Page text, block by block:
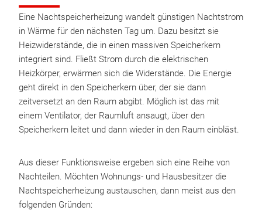
Eine Nachtspeicherheizung wandelt günstigen Nachtstrom
in Wärme für den nächsten Tag um. Dazu besitzt sie
Heizwiderstände, die in einen massiven Speicherkern
integriert sind. Fließt Strom durch die elektrischen
Heizkörper, erwärmen sich die Widerstände. Die Energie
geht direkt in den Speicherkern über, der sie dann
zeitversetzt an den Raum abgibt. Möglich ist das mit
einem Ventilator, der Raumluft ansaugt, über den
Speicherkern leitet und dann wieder in den Raum einbläst.
Aus dieser Funktionsweise ergeben sich eine Reihe von
Nachteilen. Möchten Wohnungs- und Hausbesitzer die
Nachtspeicherheizung austauschen, dann meist aus den
folgenden Gründen: